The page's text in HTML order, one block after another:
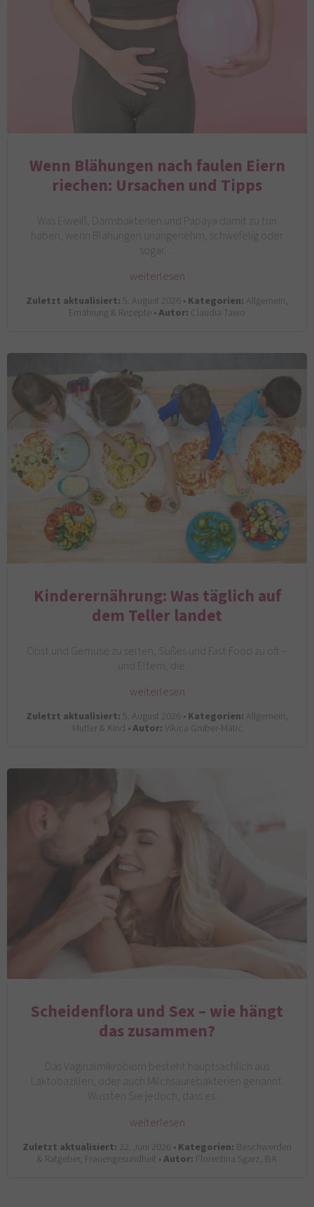
Wenn Blähungen nach faulen Eiern
riechen: Ursachen und Tipps
Was Eiweiß, Darmbakterien und Papaya damit zu tun
haben, wenn Blähungen unangenehm, schwefelig oder
sogar…
weiterlesen
Zuletzt aktualisiert: 5. August 2026 •Kategorien: Allgemein,
Ernährung & Rezepte •Autor: Claudia Tawo
Kinderernährung: Was täglich auf
dem Teller landet
Obst und Gemüse zu selten, Süßes und Fast Food zu oft –
und Eltern, die…
weiterlesen
Zuletzt aktualisiert: 5. August 2026 •Kategorien: Allgemein,
Mutter & Kind •Autor:Vikica Gruber-Matic
Scheidenflora und Sex – wie hängt
das zusammen?
Das Vaginalmikrobiom besteht hauptsächlich aus
Laktobazillen, oder auch Milchsäurebakterien genannt.
Wussten Sie jedoch, dass es…
weiterlesen
Zuletzt aktualisiert: 22. Juni 2026 •Kategorien: Beschwerden
& Ratgeber, Frauengesundheit •Autor: Florentina Sgarz, BA